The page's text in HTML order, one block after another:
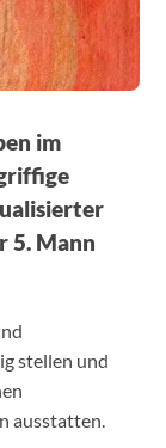
im
5. Mann
stellen und
ausstatten.